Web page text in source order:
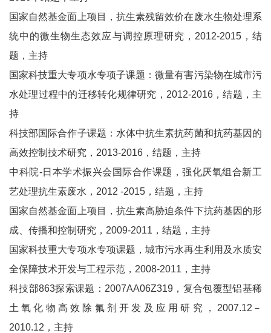
国家自然基金面上项目，抗生素残留效价在废水生物处理系
统中的微生物生态效应与调控原理研究，2012-2015，结
题，主持
国家科技重大专项水专项子课题：微量有害污染物在城市污
水处理过程中的迁移转化规律研究，2012-2016，结题，主
持
科技部国际合作子课题：水体中抗生素抗药菌和抗药基因的
高效控制技术研究，2013-2016，结题，主持
中科院-日本学术振兴会国际合作课题，强化厌氧组合新工
艺处理抗生素废水，2012 -2015，结题，主持
国家自然基金面上项目，抗生素高胁迫条件下抗药基因的形
成、传播和控制研究，2009-2011，结题，主持
国家科技重大专项水专项课题，城市污水再生利用及水质安
全保障技术开发与工程示范，2008-2011，主持
科技部863探索课题：2007AA06Z319，复合包覆型铝基稀
土氧化物高效除氟剂开发及应用研究，2007.12－
2010.12，主持